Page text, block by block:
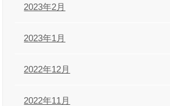
2023年2月
2023年1月
2022年12月
2022年11月